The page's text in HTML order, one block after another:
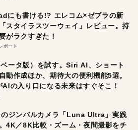
にも書ける!? エレコム×ゼブラの新
スタイラスツーウェイ」レビュー。持
がラクすぎた！
ポート
ータ版）を試す。Siri AI、ショート
動作成ほか、期待大の便利機能5選。
の入り口になる未来はすぐそこ！
ジンバルカメラ「Luna Ultra」実践
4K／8K比較・ズーム・夜間撮影をチ